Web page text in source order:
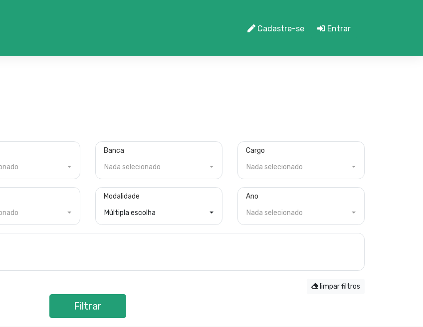
Cadastre-se Entrar
Banca
Nada selecionado
Cargo
Nada selecionado
Modalidade
Múltipla escolha
Ano
Nada selecionado
limpar filtros
Filtrar